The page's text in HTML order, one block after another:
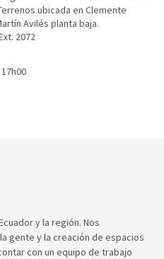
ubicada en Clemente
Avilés planta baja.
2072
y la región. Nos
gente y la creación de espacios
con un equipo de trabajo